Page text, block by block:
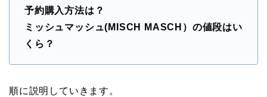
予約購入方法は？
ミッシュマッシュ(MISCH MASCH）の値段はい
くら？
順に説明していきます。